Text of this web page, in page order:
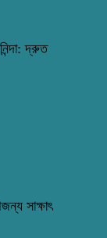
দ্রুত
সাক্ষাৎ